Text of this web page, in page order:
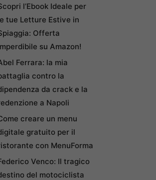
l’Ebook Ideale per
tue Letture Estive in
Offerta
su Amazon!
Ferrara: la mia
contro la
da crack e la
a Napoli
creare un menu
gratuito per il
con MenuForma
Venco: Il tragico
del motociclista